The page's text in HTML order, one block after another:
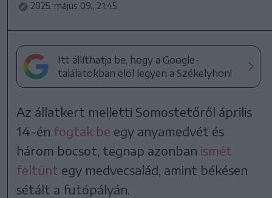
2025. május 09., 21:45
Itt állíthatja be, hogy a Google-
találatokban elöl legyen a Székelyhon!
Az állatkert melletti Somostetőről április
14-én fogtak be egy anyamedvét és
három bocsot, tegnap azonban ismét
feltűnt egy medvecsalád, amint békésen
sétált a futópályán.